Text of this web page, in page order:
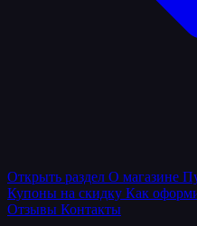
Открыть раздел О магазине
Купоны на скидку Как
Отзывы Контакты